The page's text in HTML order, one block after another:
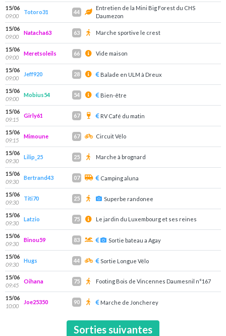
15/06
09:00
Totoro31 44
Entretien de la Mini Big Forest du CHS
Daumezon
15/06
09:00
Natacha63 63 Marche sportive le crest
15/06
09:00
Meretsoleils 66 Vide maison
15/06
09:00
Jeff920 28 Balade en ULM à Dreux
15/06
09:00
Mobius54 54 Bien-être
15/06
09:15
Girly61 67 RV Café du matin
15/06
09:15
Mimoune 67 Circuit Vélo
15/06
09:30
Lilip_25 25 Marche à brognard
15/06
09:30
Bertrand43 07 Camping aluna
15/06
09:30
Titi70 25 Superbe randonee
15/06
09:30
Latzio 75 Le jardin du Luxembourg et ses reines
15/06
09:30
Binou59 83 Sortie bateau a Agay
15/06
09:30
Hugs 44 Sortie Longue Vélo
15/06
09:45
Oihana 75 Footing Bois de Vincennes Daumesnil n°167
15/06
10:00
Joe25350 90 Marche de Joncherey
Sorties suivantes